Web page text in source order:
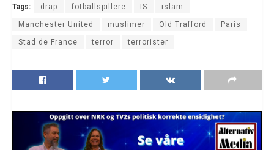
Tags: drap fotballspillere IS islam
Manchester United muslimer Old Trafford Paris
Stad de France terror terrorister